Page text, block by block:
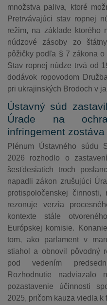
množstva paliva, ktoré
Pretrvávajúci stav ropnej
režim, na základe ktorého
núdzové zásoby zo
pôžičky podľa § 7 zákona o
Stav ropnej núdze trvá od
dodávok ropovodom
pri ukrajinských Brodoch v
Ústavný súd
Úrade na
infringement
Plénum Ústavného súdu
2026 rozhodlo o
šesťdesiatich troch
napadli zákon zrušujúci
protispoločenskej
rezonuje verzia
kontexte stále
Európskej komisie.
tom, ako parlament v
stiahol a obnovil pôvodný
pod vedením
Rozhodnutie nadviazalo
pozastavenie účinnosti
2025, pričom kauza viedla k